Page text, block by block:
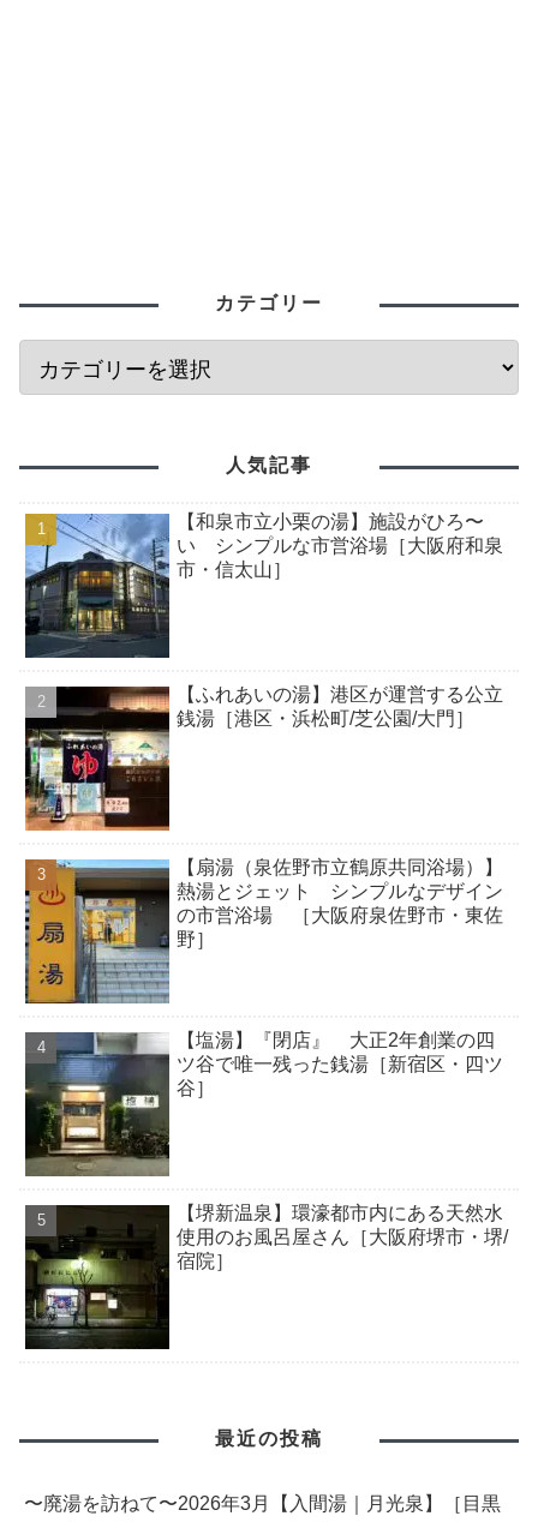
カテゴリー
人気記事
【和泉市立小栗の湯】施設がひろ〜
い シンプルな市営浴場［大阪府和泉
市・信太山］
【ふれあいの湯】港区が運営する公立
銭湯［港区・浜松町/芝公園/大門］
【扇湯（泉佐野市立鶴原共同浴場）】
熱湯とジェット シンプルなデザイン
の市営浴場 ［大阪府泉佐野市・東佐
野］
【塩湯】『閉店』 大正2年創業の四
ツ谷で唯一残った銭湯［新宿区・四ツ
谷］
【堺新温泉】環濠都市内にある天然水
使用のお風呂屋さん［大阪府堺市・堺/
宿院］
最近の投稿
〜廃湯を訪ねて〜2026年3月【入間湯｜月光泉】［目黒